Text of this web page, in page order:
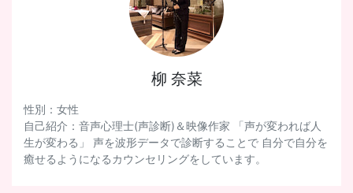
柳 奈菜
性別：女性
自己紹介：音声心理士(声診断)＆映像作家 「声が変われば人
生が変わる」 声を波形データで診断することで 自分で自分を
癒せるようになるカウンセリングをしています。